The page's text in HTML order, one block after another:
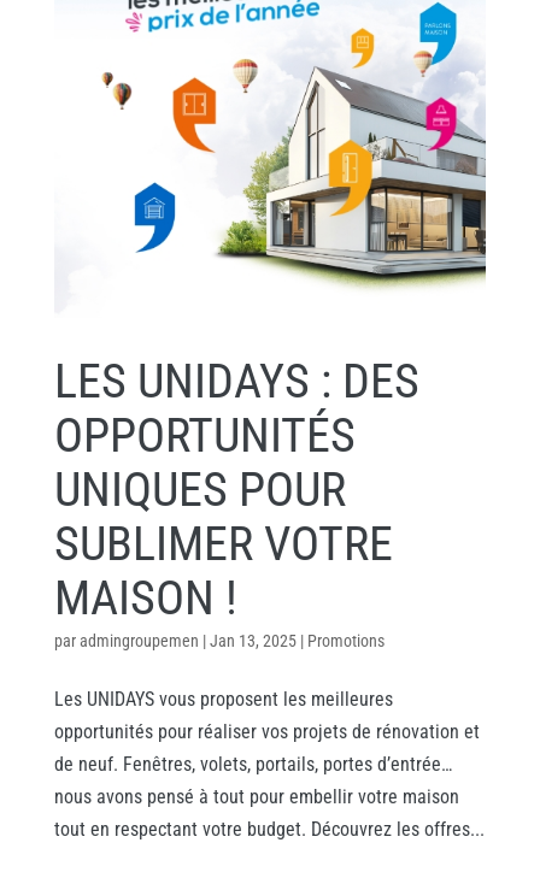
LES UNIDAYS : DES
OPPORTUNITÉS
UNIQUES POUR
SUBLIMER VOTRE
MAISON !
paradmingroupemen |Jan 13, 2025| Promotions
Les UNIDAYS vous proposent les meilleures
opportunités pour réaliser vos projets de rénovation et
de neuf. Fenêtres, volets, portails, portes d’entrée…
nous avons pensé à tout pour embellir votre maison
tout en respectant votre budget. Découvrez les offres...